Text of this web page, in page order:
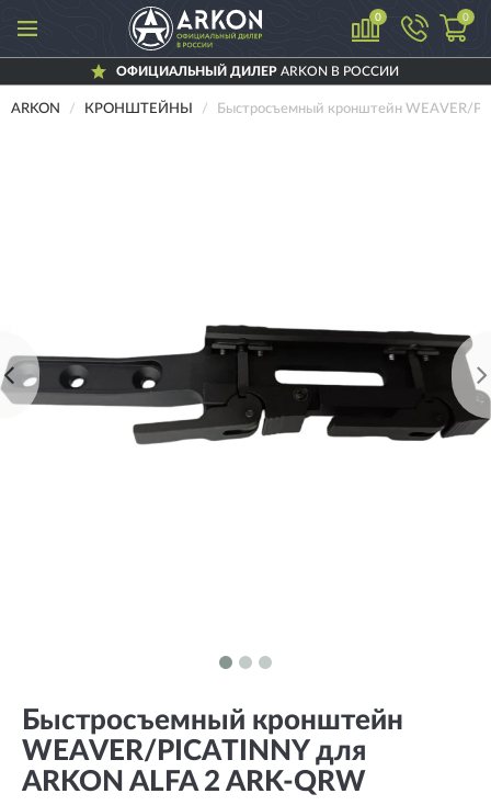
0 0
ОФИЦИАЛЬНЫЙ ДИЛЕРARKON В РОССИИ
ARKON КРОНШТЕЙНЫ Быстросъемный кронштейн WEAVER/
Быстросъемный кронштейн
WEAVER/PICATINNY для
ARKON ALFA 2 ARK-QRW